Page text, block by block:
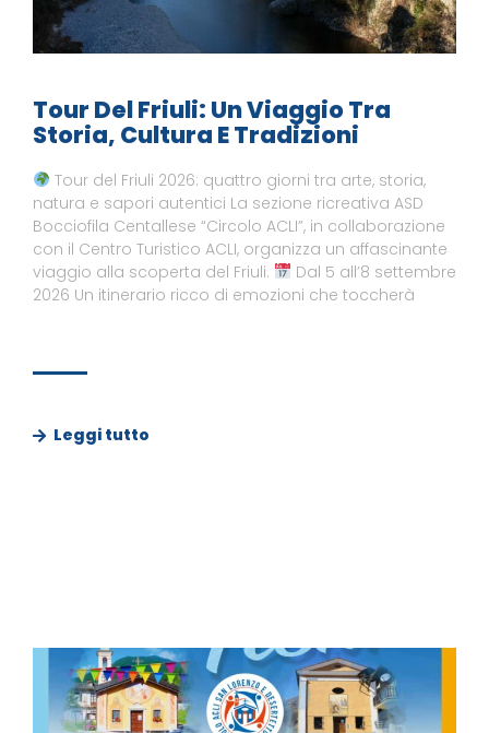
Tour Del Friuli: Un Viaggio Tra
Storia, Cultura E Tradizioni
Tour del Friuli 2026: quattro giorni tra arte, storia,
natura e sapori autentici La sezione ricreativa ASD
Bocciofila Centallese “Circolo ACLI”, in collaborazione
con il Centro Turistico ACLI, organizza un affascinante
viaggio alla scoperta del Friuli.
Dal 5 all’8 settembre
2026 Un itinerario ricco di emozioni che toccherà
Leggi tutto